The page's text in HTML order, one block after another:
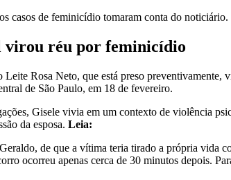
casos de feminicídio tomaram conta do noticiário.
virou réu por feminicídio
Rosa Neto, que está preso preventivamente,
de São Paulo, em 18 de fevereiro.
Gisele vivia em um contexto de violência
da esposa. Leia:
de que a vítima teria tirado a própria vida
ocorreu apenas cerca de 30 minutos depois.